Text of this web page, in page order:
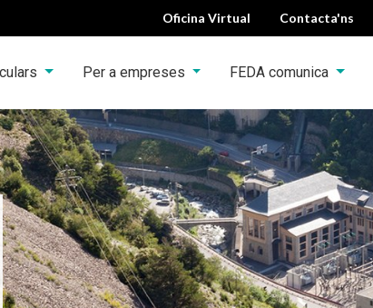
Oficina Virtual Contacta'ns
Per a empreses FEDA comunica